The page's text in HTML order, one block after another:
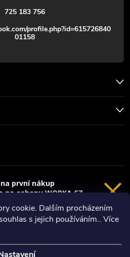
cookie. Dalším procházením
s jejich používáním.. Více
725 183 756
profile.php?id=615726840
01158
první nákup
eshopu WORKA.CZ
na nákup je Vaše.
Registrace